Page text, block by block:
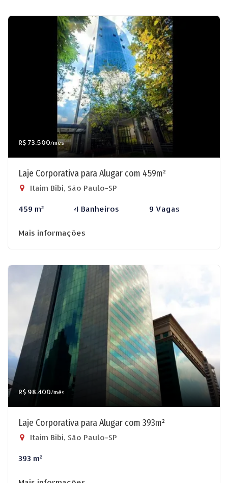
R$ 73.500/mês
Laje Corporativa para Alugar com 459m²
Itaim Bibi, São Paulo-SP
459 m² 4 Banheiros 9 Vagas
Mais informações
R$ 98.400/mês
Laje Corporativa para Alugar com 393m²
Itaim Bibi, São Paulo-SP
393 m²